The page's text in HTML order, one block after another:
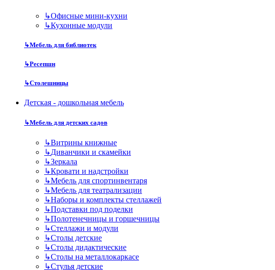
↳Офисные мини-кухни
↳Кухонные модули
↳Мебель для библиотек
↳Ресепшн
↳Столешницы
Детская - дошкольная мебель
↳Мебель для детских садов
↳Витрины книжные
↳Диванчики и скамейки
↳Зеркала
↳Кровати и надстройки
↳Мебель для спортинвентаря
↳Мебель для театрализации
↳Наборы и комплекты стеллажей
↳Подставки под поделки
↳Полотенечницы и горшечницы
↳Стеллажи и модули
↳Столы детские
↳Столы дидактические
↳Столы на металлокаркасе
↳Стулья детские